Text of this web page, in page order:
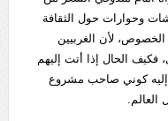
وحوارات حول الثقافة
الخصوص، لأن الغربيين
فكيف الحال إذا أتت إليهم
إليه كوني صاحب مشروع
العالم.